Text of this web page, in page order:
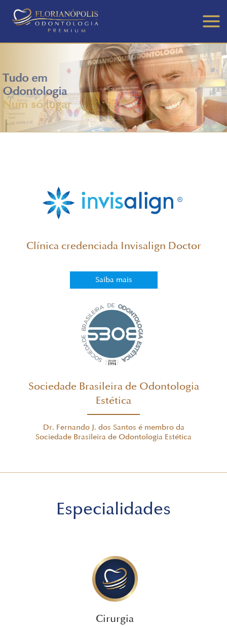
Main
Tudo em
Odontologia
Num só lugar
Clínica credenciada Invisalign Doctor
Saiba mais
Sociedade Brasileira de Odontologia
Estética
Dr. Fernando J. dos Santos é membro da
Sociedade Brasileira de Odontologia Estética
Especialidades
Cirurgia